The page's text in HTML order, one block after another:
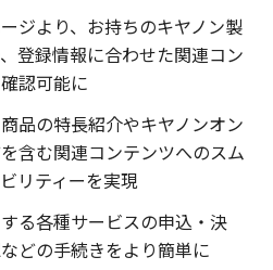
ジより、お持ちのキヤノン製
登録情報に合わせた関連コン
認可能に
品の特長紹介やキヤノンオン
含む関連コンテンツへのスム
リティーを実現
る各種サービスの申込・決
どの手続きをより簡単に